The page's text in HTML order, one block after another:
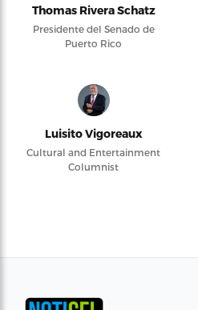
Thomas Rivera Schatz
Presidente del Senado de
Puerto Rico
Luisito Vigoreaux
Cultural and Entertainment
Columnist